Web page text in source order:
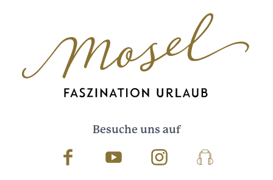
Besuche uns auf
Facebook Youtube InstagramPodcast